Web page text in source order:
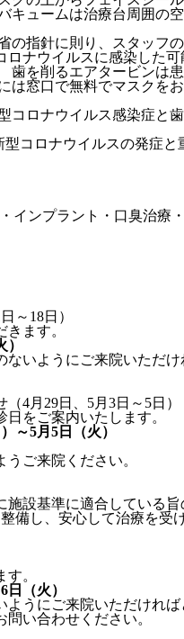
キュームは治療台周囲の
の指針に則り、スタッフ
ナウイルスに感染した
歯を削るエアタービンは
は窓口で無料でマスクを
コロナウイルス感染症と
コロナウイルスの発症と
インプラント・口臭治療・
～18日）
ます。
いようにご来院いただけ
4月29日、5月3日～5日）
をご案内いたします。
～5月5日（火）
ご来院ください。
設基準に適合している旨
備し、安心して治療を受
。
日（火）
うにご来院いただければ
い合わせください。